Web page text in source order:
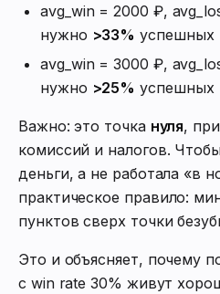
avg_win = 2000 ₽,
нужно >33% успешных
avg_win = 3000 ₽,
нужно >25% успешных
Важно: это точка нуля,
комиссий и налогов.
деньги, а не работала «в
практическое правило:
пунктов сверх точки
Это и объясняет, почему
с win rate 30% живут